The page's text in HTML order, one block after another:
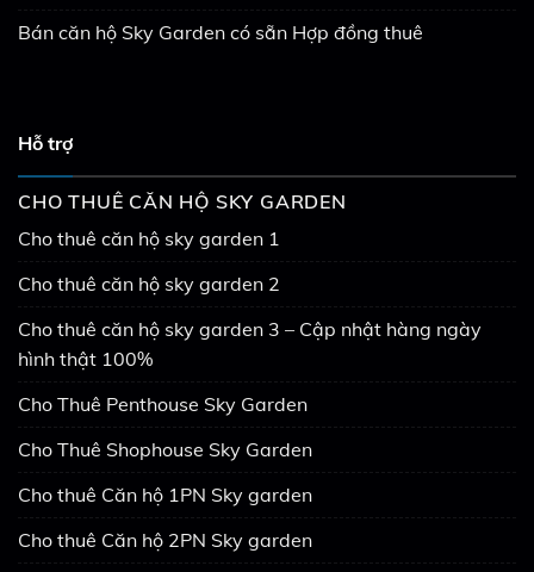
Bán căn hộ Sky Garden có sẵn Hợp đồng thuê
Hỗ trợ
CHO THUÊ CĂN HỘ SKY GARDEN
Cho thuê căn hộ sky garden 1
Cho thuê căn hộ sky garden 2
Cho thuê căn hộ sky garden 3 – Cập nhật hàng ngày
hình thật 100%
Cho Thuê Penthouse Sky Garden
Cho Thuê Shophouse Sky Garden
Cho thuê Căn hộ 1PN Sky garden
Cho thuê Căn hộ 2PN Sky garden